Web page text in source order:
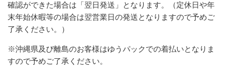
確認ができた場合は「翌日発送」となります。（定休日や年
末年始休暇等の場合は翌営業日の発送となりますので予めご
了承ください。）
※沖縄県及び離島のお客様はゆうパックでの着払いとなりま
すので予めご了承ください。